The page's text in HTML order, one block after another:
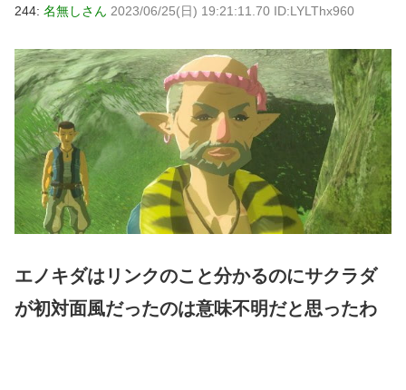
244: 名無しさん 2023/06/25(日) 19:21:11.70 ID:LYLThx960
エノキダはリンクのこと分かるのにサクラダ
が初対面風だったのは意味不明だと思ったわ